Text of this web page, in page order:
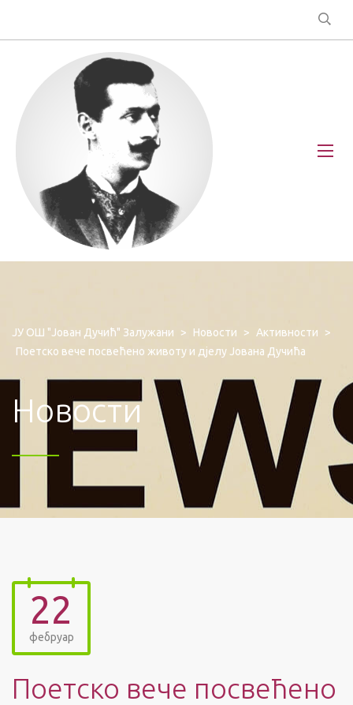
ЈУ ОШ "Јован Дучић" Залужани > Новости > Активности
>
Поетско вече посвећено животу и дјелу Јована Дучића
Новости
22
фебруар
Поетско вече посвећено